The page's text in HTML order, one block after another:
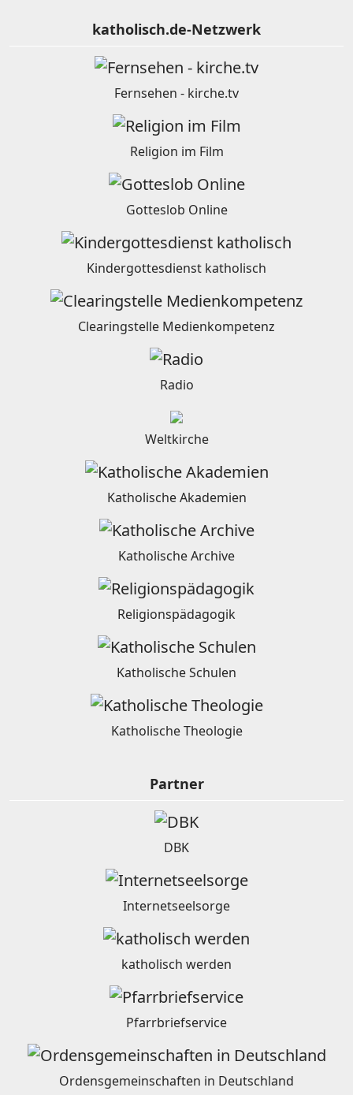
katholisch.de-Netzwerk
Fernsehen - kirche.tv
Religion im Film
Gotteslob Online
Kindergottesdienst katholisch
Clearingstelle Medienkompetenz
Radio
Weltkirche
Katholische Akademien
Katholische Archive
Religionspädagogik
Katholische Schulen
Katholische Theologie
Partner
DBK
Internetseelsorge
katholisch werden
Pfarrbriefservice
Ordensgemeinschaften in Deutschland